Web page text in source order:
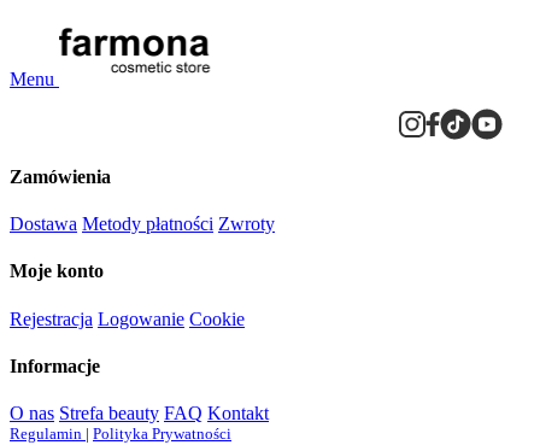
Menu
Zamówienia
Dostawa Metody płatności Zwroty
Moje konto
Rejestracja Logowanie Cookie
Informacje
O nas Strefa beauty FAQ Kontakt
Regulamin | Polityka Prywatności